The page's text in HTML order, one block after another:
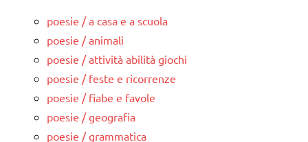
poesie / a casa e a scuola
poesie / animali
poesie / attività abilità giochi
poesie / feste e ricorrenze
poesie / fiabe e favole
poesie / geografia
poesie / grammatica